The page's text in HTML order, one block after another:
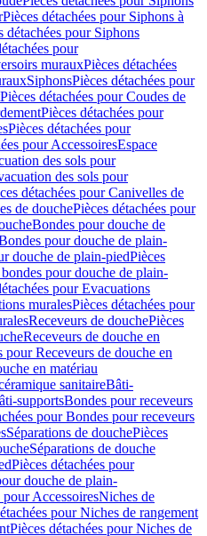
Pièces détachées pour Siphons à
détachées pour Siphons
pour
murauxPièces détachées
SiphonsPièces détachées pour
Pièces détachées pour Coudes de
Pièces détachées pour
Pièces détachées pour
pour AccessoiresEspace
des sols pour
des sols pour
détachées pour Canivelles de
de douchePièces détachées pour
Bondes pour douche de
pour douche de plain-
douche de plain-piedPièces
pour douche de plain-
pour Evacuations
muralesPièces détachées pour
Receveurs de douchePièces
Receveurs de douche en
pour Receveurs de douche en
en matériau
sanitaireBâti-
supportsBondes pour receveurs
pour Bondes pour receveurs
Séparations de douchePièces
Séparations de douche
Pièces détachées pour
douche de plain-
pour AccessoiresNiches de
pour Niches de rangement
Pièces détachées pour Niches de